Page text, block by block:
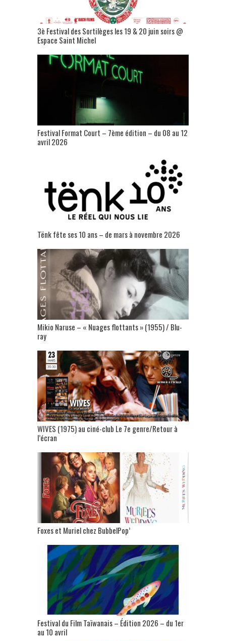
3è Festival des Sortilèges les 19 & 20 juin soirs @
Espace Saint Michel
Festival Format Court – 7ème édition – du 08 au 12
avril 2026
Tënk fête ses 10 ans – de mars à novembre 2026
Mikio Naruse – « Nuages flottants » (1955) / Blu-
ray
WIVES (1975) au ciné-club Le 7e genre/Retour à
l’écran
Foxes et Muriel chez BubbelPop’
Festival du Film Taïwanais – Édition 2026 – du 1er
au 10 avril